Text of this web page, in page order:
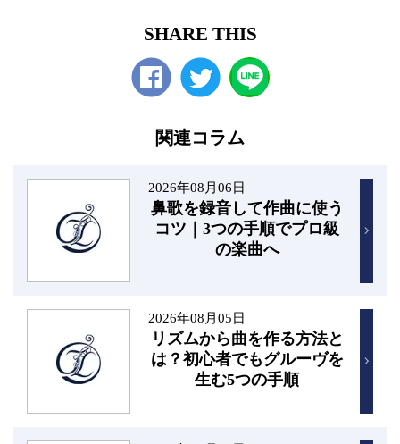
SHARE THIS
関連コラム
2026年08月06日
鼻歌を録音して作曲に使う
コツ｜3つの手順でプロ級
の楽曲へ
2026年08月05日
リズムから曲を作る方法と
は？初心者でもグルーヴを
生む5つの手順